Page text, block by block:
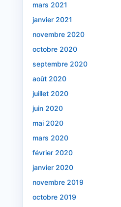
mars 2021
janvier 2021
novembre 2020
octobre 2020
septembre 2020
août 2020
juillet 2020
juin 2020
mai 2020
mars 2020
février 2020
janvier 2020
novembre 2019
octobre 2019